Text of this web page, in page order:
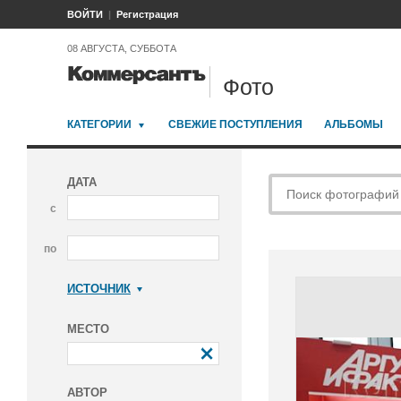
ВОЙТИ Регистрация
08 АВГУСТА, СУББОТА
Фото
КАТЕГОРИИ СВЕЖИЕ ПОСТУПЛЕНИЯ АЛЬБОМЫ
ДАТА
с
по
ИСТОЧНИК
МЕСТО
АВТОР